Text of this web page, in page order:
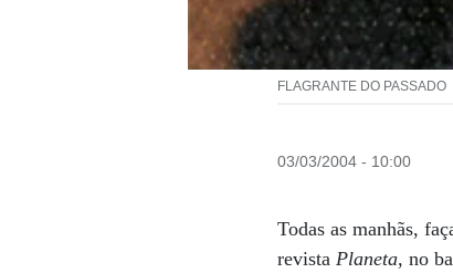
FLAGRANTE DO PASSADO
03/03/2004 - 10:00
Todas as manhãs,
revistaPlaneta, no